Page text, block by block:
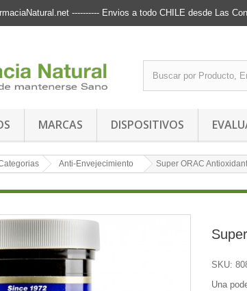
---------- Envios a todo CHILE desde Las
MARCAS DISPOSITIVOS
Anti-Envejecimiento Super ORAC
SKU:
Una